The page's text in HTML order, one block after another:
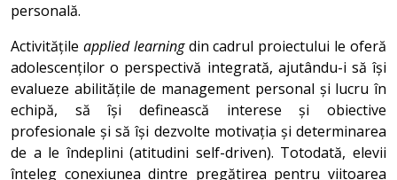
personală.
Activitățile applied learningdin cadrul proiectului le oferă
adolescenților o perspectivă integrată, ajutându-i să își
evalueze abilitățile de management personal și lucru în
echipă, să își definească interese și obiective
profesionale și să își dezvolte motivația și determinarea
de a le îndeplini (atitudini self-driven). Totodată, elevii
înțeleg conexiunea dintre pregătirea pentru viitoarea